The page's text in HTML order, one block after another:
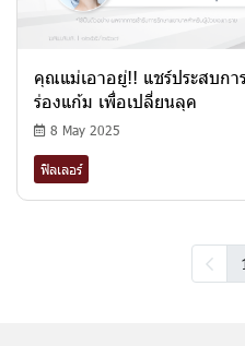
คุณแม่เอาอยู่!! แชร์ประสบก
ร่องแก้ม เพื่อเปลี่ยนลุค
8 May 2025
ฟิลเลอร์
1